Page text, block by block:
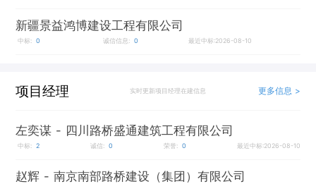
新疆景益鸿博建设工程有限公司
中标: 0 诚信信息: 0 最近中标:2026-08-10
项目经理 实时更新项目经理在建信息 更多信息 >
左奕谋 - 四川路桥盛通建筑工程有限公司
中标: 2 诚信: 0 荣誉: 0 最近中标:2026-08-10
赵辉 - 南京南部路桥建设（集团）有限公司